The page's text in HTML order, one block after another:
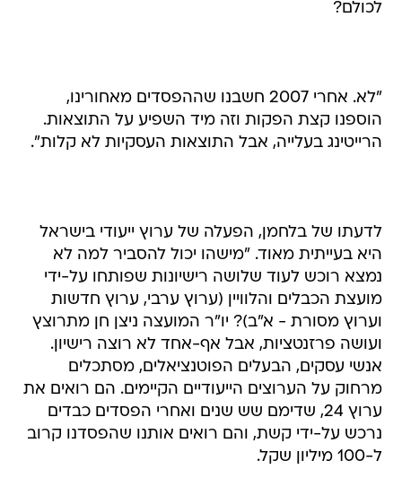
לכולם?
"לא. אחרי 2007 חשבנו שההפסדים מאחורינו,
הוספנו קצת הפקות וזה מיד השפיע על התוצאות.
הרייטינג בעלייה, אבל התוצאות העסקיות לא קלות".
לדעתו של בלחמן, הפעלה של ערוץ ייעודי בישראל
היא בעייתית מאוד. "מישהו יכול להסביר למה לא
נמצא רוכש לעוד שלושה רישיונות שפותחו על-ידי
מועצת הכבלים והלוויין (ערוץ ערבי, ערוץ חדשות
וערוץ מסורת - א"ב)? יו"ר המועצה ניצן חן מתרוצץ
ועושה פרזנטציות, אבל אף-אחד לא רוצה רישיון.
אנשי עסקים, הבעלים הפוטנציאלים, מסתכלים
מרחוק על הערוצים הייעודיים הקיימים. הם רואים את
ערוץ 24, שדימם שש שנים ואחרי הפסדים כבדים
נרכש על-ידי קשת, והם רואים אותנו שהפסדנו קרוב
ל-100 מיליון שקל.